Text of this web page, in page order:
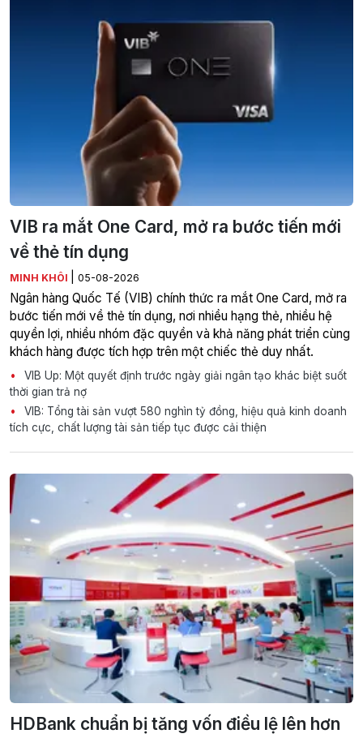
VIB ra mắt One Card, mở ra bước tiến mới
về thẻ tín dụng
MINH KHÔI 05-08-2026
Ngân hàng Quốc Tế (VIB) chính thức ra mắt One Card, mở ra
bước tiến mới về thẻ tín dụng, nơi nhiều hạng thẻ, nhiều hệ
quyền lợi, nhiều nhóm đặc quyền và khả năng phát triển cùng
khách hàng được tích hợp trên một chiếc thẻ duy nhất.
VIB Up: Một quyết định trước ngày giải ngân tạo khác biệt suốt
thời gian trả nợ
VIB: Tổng tài sản vượt 580 nghìn tỷ đồng, hiệu quả kinh doanh
tích cực, chất lượng tài sản tiếp tục được cải thiện
HDBank chuẩn bị tăng vốn điều lệ lên hơn